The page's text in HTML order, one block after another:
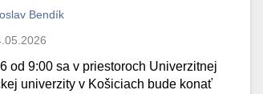
Bendík
od 9:00 sa v priestoroch Univerzitnej
univerzity v Košiciach bude konať